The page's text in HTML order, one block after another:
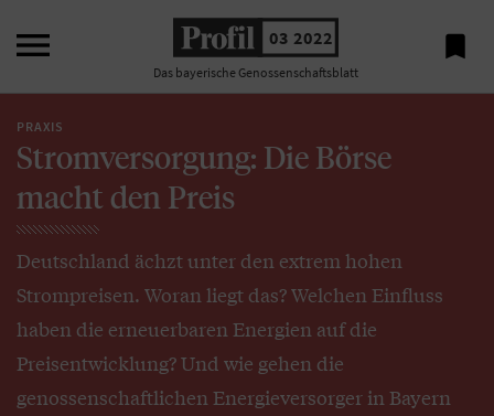
 03 2022
Das bayerische Genossenschaftsblatt

PRAXIS
Stromversorgung: Die Börse
macht den Preis
Deutschland ächzt unter den extrem hohen
Strompreisen. Woran liegt das? Welchen Einfluss
haben die erneuerbaren Energien auf die
Preisentwicklung? Und wie gehen die
genossenschaftlichen Energieversorger in Bayern